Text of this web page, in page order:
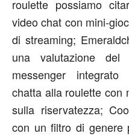
roulette possiamo
video chat con mini-
di streaming;
una valutazione del
messenger
chatta alla roulette con
sulla riservatezza;
con un filtro di genere